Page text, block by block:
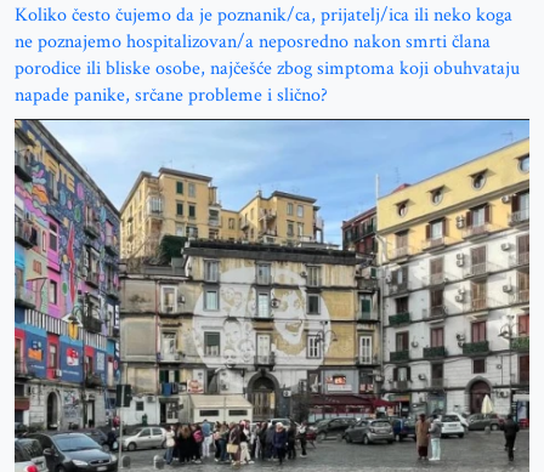
Koliko često čujemo da je poznanik/ca, prijatelj/ica ili neko koga
ne poznajemo hospitalizovan/a neposredno nakon smrti člana
porodice ili bliske osobe, najčešće zbog simptoma koji obuhvataju
napade panike, srčane probleme i slično?